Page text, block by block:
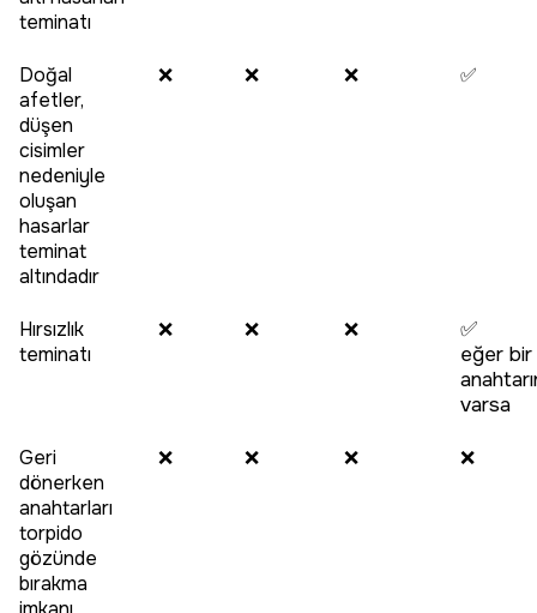
teminatı
Doğal
afetler,
düşen
cisimler
nedeniyle
oluşan
hasarlar
teminat
altındadır
❌ ❌ ❌ ✅
Hırsızlık
teminatı
❌ ❌ ❌
✅
eğer bir
varsa
Geri
dönerken
anahtarları
torpido
gözünde
bırakma
❌ ❌ ❌ ❌